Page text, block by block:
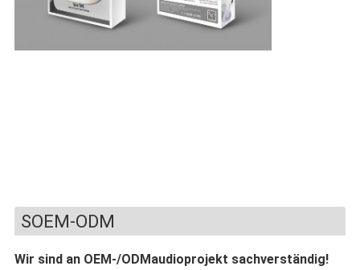
SOEM-ODM
Wir sind an OEM-/ODMaudioprojekt sachverständig!